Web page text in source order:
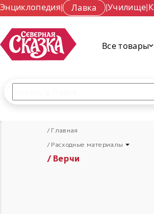
Энциклопедия| Лавка |Училище|
Все товары
Главная
Расходные материалы
Верчи